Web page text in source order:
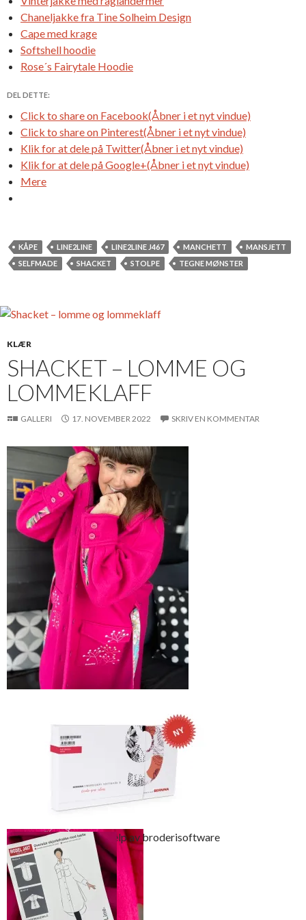
Chaneljakke fra Tine Solheim Design
Cape med krage
Softshell hoodie
Rose´s Fairytale Hoodie
DEL DETTE:
Click to share on Facebook(Åbner i et nyt vindue)
Click to share on Pinterest(Åbner i et nyt vindue)
Klik for at dele på Twitter(Åbner i et nyt vindue)
Klik for at dele på Google+(Åbner i et nyt vindue)
Mere
KÅPE LINE2LINE LINE2LINE J467 MANCHETT
MANSJETT
SELFMADE
SHACKET STOLPE TEGNE MØNSTER
KLÆR
SHACKET – LOMME OG
LOMMEKLAFF
GALLERI 17. NOVEMBER 2022 SKRIV EN KOMMENTAR
kvaliteter. Denne er sydd i deilig varm
Motivet er laget ved hjelp av broderisoftware
Creator V9